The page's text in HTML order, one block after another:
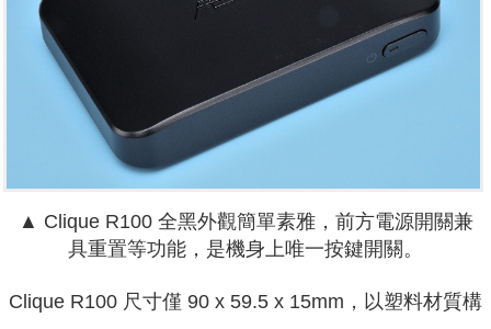
▲ Clique R100 全黑外觀簡單素雅，前方電源開關兼
具重置等功能，是機身上唯一按鍵開關。
Clique R100 尺寸僅 90 x 59.5 x 15mm，以塑料材質構